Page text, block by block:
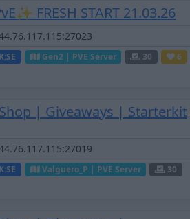
FRESH START 21.03.26
Gen2 | PVE Server 30
6
| Giveaways | Starterkit
Valguero_P | PVE Server
30